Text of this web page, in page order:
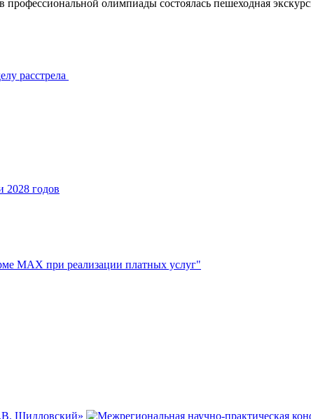
олимпиады состоялась пешеходная
расстрела
2028 годов
МАХ при реализации платных услуг"